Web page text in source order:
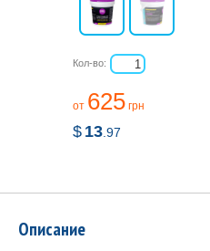
от 625 грн
$ 13 .97
Кол-во:
Описание